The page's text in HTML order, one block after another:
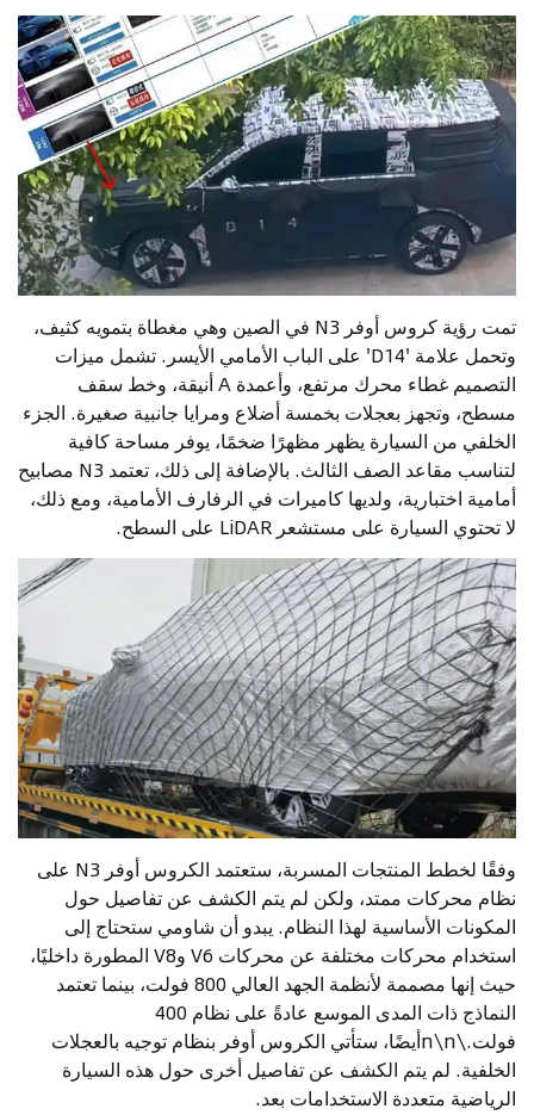
تمت رؤية كروس أوفر N3 في الصين وهي مغطاة بتمويه كثيف،
وتحمل علامة 'D14' على الباب الأمامي الأيسر. تشمل ميزات
التصميم غطاء محرك مرتفع، وأعمدة A أنيقة، وخط سقف
مسطح، وتجهز بعجلات بخمسة أضلاع ومرايا جانبية صغيرة. الجزء
الخلفي من السيارة يظهر مظهرًا ضخمًا، يوفر مساحة كافية
لتناسب مقاعد الصف الثالث. بالإضافة إلى ذلك، تعتمد N3 مصابيح
أمامية اختبارية، ولديها كاميرات في الرفارف الأمامية، ومع ذلك،
لا تحتوي السيارة على مستشعر LiDAR على السطح.
وفقًا لخطط المنتجات المسربة، ستعتمد الكروس أوفر N3 على
نظام محركات ممتد، ولكن لم يتم الكشف عن تفاصيل حول
المكونات الأساسية لهذا النظام. يبدو أن شاومي ستحتاج إلى
استخدام محركات مختلفة عن محركات V6 وV8 المطورة داخليًا،
حيث إنها مصممة لأنظمة الجهد العالي 800 فولت، بينما تعتمد
النماذج ذات المدى الموسع عادةً على نظام 400
فولت.\n\nأيضًا، ستأتي الكروس أوفر بنظام توجيه بالعجلات
الخلفية. لم يتم الكشف عن تفاصيل أخرى حول هذه السيارة
الرياضية متعددة الاستخدامات بعد.